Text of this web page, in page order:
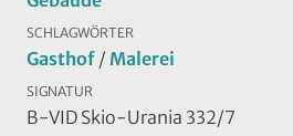
SCHLAGWÖRTER
Gasthof / Malerei
SIGNATUR
B-VID Skio-Urania 332/7